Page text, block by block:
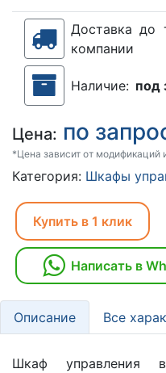
Доставка до
компании
Наличие: под
Цена: по
*Цена зависит от модификаций
Категория: Шкафы
Купить в 1 клик
Написать в
Описание Все
Шкаф управления